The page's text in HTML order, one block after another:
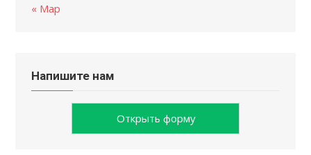
« Мар
Напишите нам
Открыть форму